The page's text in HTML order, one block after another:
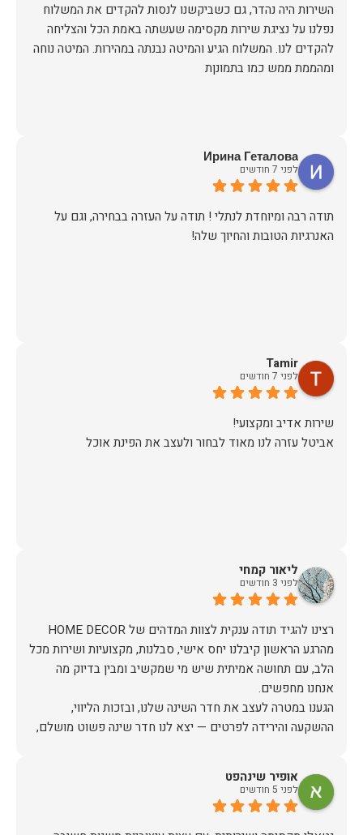
השירות היה נהדר, גם כשביקשנו לנסות להקדים את המשלוח
נפלנו על נציגת שירות מקסימה שעשתה באמת הכל והצליחה
להקדים לנו. המשלוח הגיע והמיטה נבנתה במהירות. המיטה נוחה
ומהממת ממש כמו בתמונןת
Ирина Геталова
לפני 7 חודשים
​תודה רבה ומיוחדת לנתלי ! תודה על העזרה בבחירה, וגם על
האנרגיות הטובות והחיוך שלה!
Tamir
לפני 7 חודשים
אביטל עזרה לנו מאוד לבחור ולעצב את הפינת אוכל
ליאור קמחי
לפני 3 חודשים
מהרגע הראשון קיבלנו יחס אישי, סבלנות, מקצועיות ושירות מכל
הלב, עם תחושה אמיתית שיש מי שמקשיב ומבין בדיוק מה
הגענו במטרה לעצב את חדר השינה שלנו, ובזכות הליווי,
ההשקעה והירידה לפרטים — יצא לנו חדר שינה פשוט מושלם,
אין ספק שעשינו את הבחירה הנכונה. ממליצים מכל הלב לכל מי
אופיר שינהפט
לפני 5 חודשים